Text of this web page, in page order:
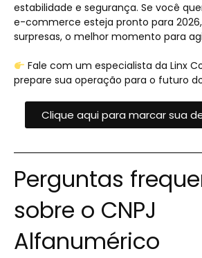
estabilidade e segurança. Se você
e-commerce esteja pronto para
surpresas, o melhor momento para
Fale com um especialista da Linx
prepare sua operação para o futuro
Clique aqui para marcar sua
Perguntas
sobre o CNPJ
Alfanumérico